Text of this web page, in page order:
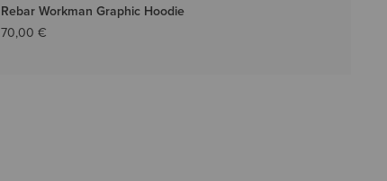
Rebar Workman Graphic Hoodie
70,00 €